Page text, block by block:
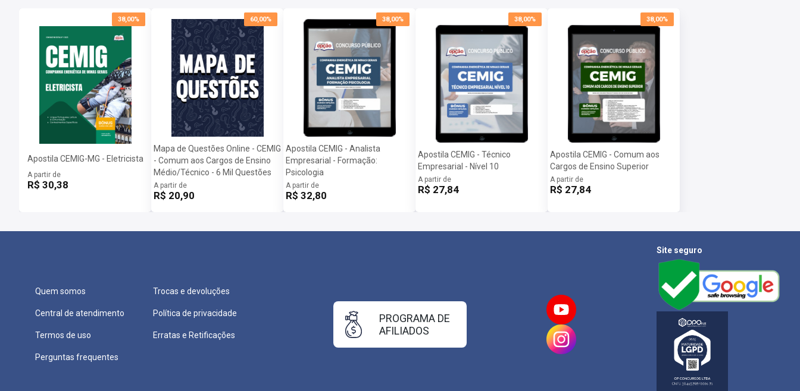
38,00%
Apostila CEMIG-MG - Eletricista
A partir de
R$ 30,38
60,00%
Mapa de Questões Online - CEMIG
- Comum aos Cargos de Ensino
Médio/Técnico - 6 Mil Questões
A partir de
R$ 20,90
38,00%
Apostila CEMIG - Analista
Empresarial - Formação:
Psicologia
A partir de
R$ 32,80
38,00%
Apostila CEMIG - Técnico
Empresarial - Nível 10
A partir de
R$ 27,84
38,00%
Apostila CEMIG - Comum aos
Cargos de Ensino Superior
A partir de
R$ 27,84
Quem somos Trocas e devoluções
Central de atendimento Política de privacidade
Termos de uso Erratas e Retificações
Perguntas frequentes
PROGRAMA DE
AFILIADOS
Site seguro